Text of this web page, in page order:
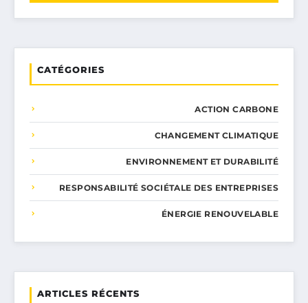
CATÉGORIES
ACTION CARBONE
CHANGEMENT CLIMATIQUE
ENVIRONNEMENT ET DURABILITÉ
RESPONSABILITÉ SOCIÉTALE DES ENTREPRISES
ÉNERGIE RENOUVELABLE
ARTICLES RÉCENTS